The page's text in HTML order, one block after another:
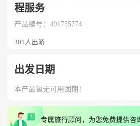
程服务
产品编号：491755774
301人出游
出发日期
本产品暂无可用团期！